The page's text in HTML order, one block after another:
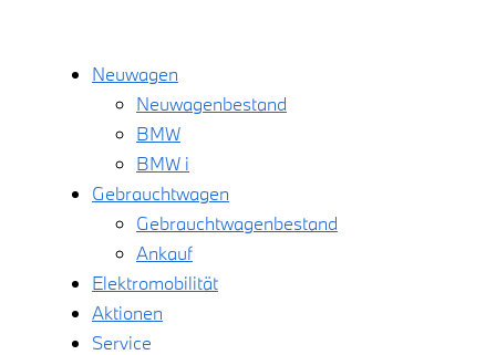
Neuwagen
Neuwagenbestand
BMW
BMW i
Gebrauchtwagen
Gebrauchtwagenbestand
Ankauf
Elektromobilität
Aktionen
Service